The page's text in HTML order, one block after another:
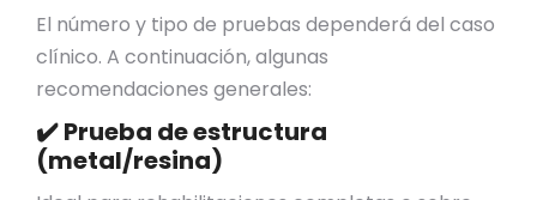
El número y tipo de pruebas dependerá del caso
clínico. A continuación, algunas
recomendaciones generales:
✔️ Prueba de estructura
(metal/resina)